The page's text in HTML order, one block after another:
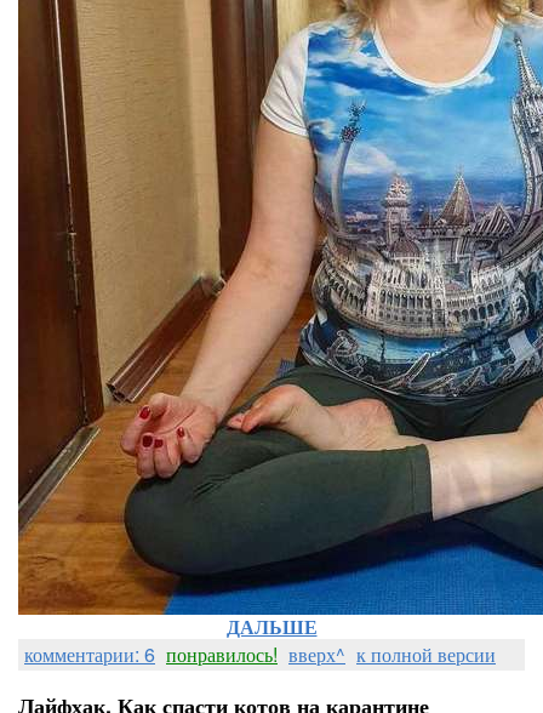
ДАЛЬШЕ
комментарии: 6 понравилось! вверх^ к полной версии
Лайфхак. Как спасти котов на карантине